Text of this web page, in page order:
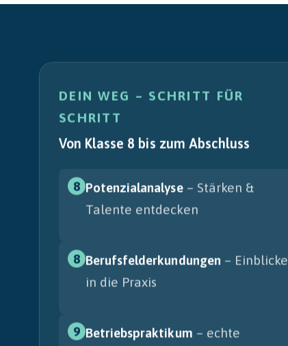
DEIN WEG – SCHRITT FÜR
SCHRITT
Von Klasse 8 bis zum Abschluss
8 Potenzialanalyse– Stärken &
Talente entdecken
8 Berufsfelderkundungen – Einblicke
in die Praxis
9 Betriebspraktikum – echte